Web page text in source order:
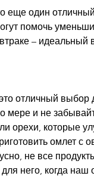
еще один
помочь
– идеальный
отличный выбор
мере и не
орехи, которые
омлет с
не все
него, когда наш